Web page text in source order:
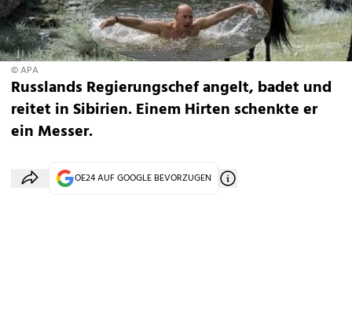
© APA
Russlands Regierungschef angelt, badet und
reitet in Sibirien. Einem Hirten schenkte er
ein Messer.
OE24 AUF GOOGLE BEVORZUGEN